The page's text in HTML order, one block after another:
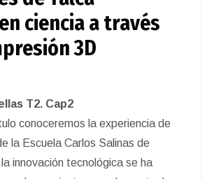
ciencia a través
3D
T2. Cap2
conoceremos la experiencia de
la Escuela Carlos Salinas de
innovación tecnológica se ha